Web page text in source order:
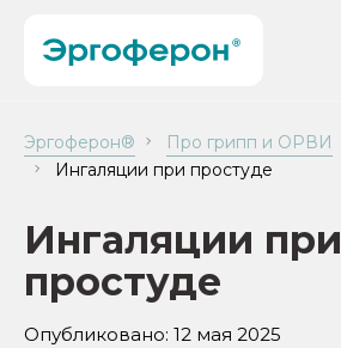
Эргоферон®
Про грипп и ОРВИ
Ингаляции при простуде
Ингаляции при
простуде
Опубликовано: 12 мая 2025